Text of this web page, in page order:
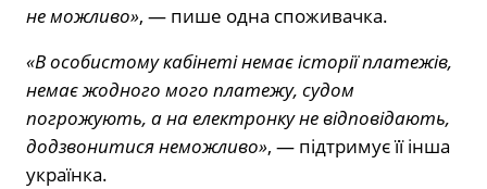
не можливо», — пише одна споживачка.
«В особистому кабінеті немає історії платежів,
немає жодного мого платежу, судом
погрожують, а на електронку не відповідають,
додзвонитися неможливо», — підтримує її інша
українка.